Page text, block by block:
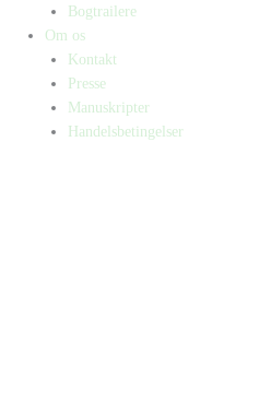
Bogtrailere
Om os
Kontakt
Presse
Manuskripter
Handelsbetingelser